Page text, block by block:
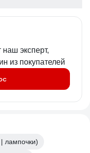
эксперт,
из покупателей
лампочки)